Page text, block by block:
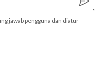
jawab pengguna dan diatur